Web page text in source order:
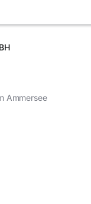
Ammersee